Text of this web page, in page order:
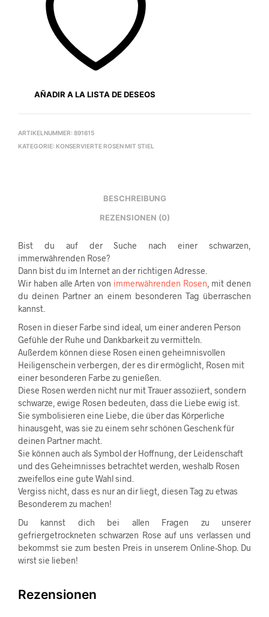
AÑADIR A LA LISTA DE DESEOS
ARTIKELNUMMER: 891615
KATEGORIE: KONSERVIERTE ROSEN MIT STIEL
BESCHREIBUNG
REZENSIONEN (0)
Bist du auf der Suche nach einer schwarzen,
immerwährenden Rose?
Dann bist du im Internet an der richtigen Adresse.
Wir haben alle Arten von immerwährenden Rosen , mit denen
du deinen Partner an einem besonderen Tag überraschen
kannst.
Rosen in dieser Farbe sind ideal, um einer anderen Person
Gefühle der Ruhe und Dankbarkeit zu vermitteln.
Außerdem können diese Rosen einen geheimnisvollen
Heiligenschein verbergen, der es dir ermöglicht, Rosen mit
einer besonderen Farbe zu genießen.
Diese Rosen werden nicht nur mit Trauer assoziiert, sondern
schwarze, ewige Rosen bedeuten, dass die Liebe ewig ist.
Sie symbolisieren eine Liebe, die über das Körperliche
hinausgeht, was sie zu einem sehr schönen Geschenk für
deinen Partner macht.
Sie können auch als Symbol der Hoffnung, der Leidenschaft
und des Geheimnisses betrachtet werden, weshalb Rosen
zweifellos eine gute Wahl sind.
Vergiss nicht, dass es nur an dir liegt, diesen Tag zu etwas
Besonderem zu machen!
Du kannst dich bei allen Fragen zu unserer
gefriergetrockneten schwarzen Rose auf uns verlassen und
bekommst sie zum besten Preis in unserem Online-Shop. Du
wirst sie lieben!
Rezensionen